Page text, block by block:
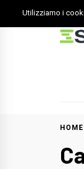
to
HOME
Utilizziamo i